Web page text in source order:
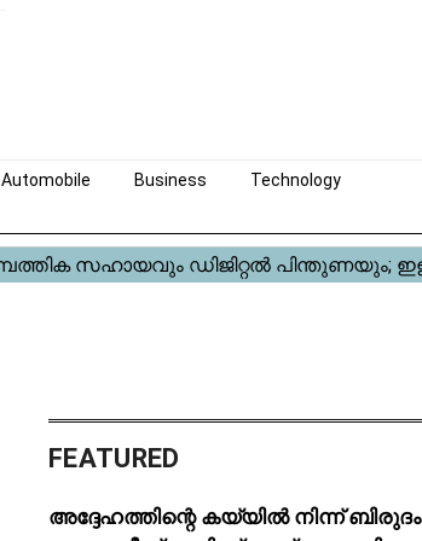
Automobile Business
Technology
FEATURED
അദ്ദേഹത്തിന്റെ കയ്യിൽ നിന്ന് ബിരുദം